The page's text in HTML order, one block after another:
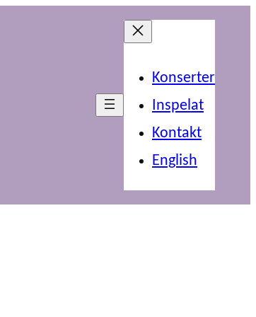
Konserter
Inspelat
Kontakt
English